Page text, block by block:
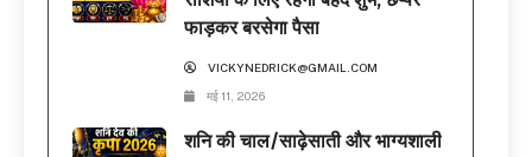
फाड़कर बरसेगा पैसा
VICKYNEDRICK@GMAIL.COM
मई 11, 2026
शनि की चाल/साढ़ेसाती और भाग्यशाली